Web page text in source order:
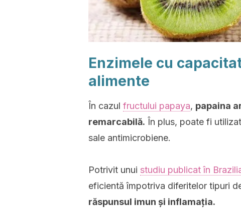
Enzimele cu
alimente
În cazul fructului papaya, papaina
remarcabilă. În plus, poate fi
sale antimicrobiene.
Potrivit unui studiu publicat în
eficientă împotriva diferitelor tipuri
răspunsul imun și inflamația.